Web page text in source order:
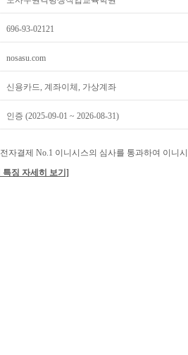
696-93-02121
nosasu.com
신용카드, 계좌이체, 가상계좌
인증 (2025-09-01 ~ 2026-08-31)
자결제 No.1 이니시스의 심사를 통과하여 이니
징 자세히 보기]